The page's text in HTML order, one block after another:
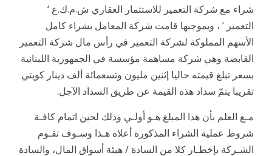
شراء مع شركة التعمير للاستثمار العقاري ش.م.ك.ع ‘
التعمير ‘ ، وبموجبها قامت شركة المعامل بشراء كامل
الأسهم المملوكة لشركة التعمير في رأس مال شركة التعمير
القابضة وهي شركة مساهمة مؤسسة في الجمهورية اللبنانية
بسعر تبلغ قيمته حاليا إثنين مليون وتسعمائة ألف دينار كويتي
تقريبا يتمّ سداد هذه القيمة عن طريق السداد الآجل.
مـع العلم بأن هذا المبلغ هـو أولـي وذلك لحين اتمام كافـة
شروط عملية الشراء المذكورة أعلاه هـذا وسـوف تقـوم
الشـركة بإخطـار كلا من السادة / هيئة أسواق المال، والسادة